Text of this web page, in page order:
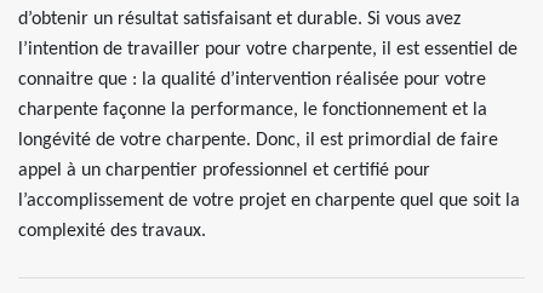
d’obtenir un résultat satisfaisant et durable. Si vous avez
l’intention de travailler pour votre charpente, il est essentiel de
connaitre que : la qualité d’intervention réalisée pour votre
charpente façonne la performance, le fonctionnement et la
longévité de votre charpente. Donc, il est primordial de faire
appel à un charpentier professionnel et certifié pour
l’accomplissement de votre projet en charpente quel que soit la
complexité des travaux.